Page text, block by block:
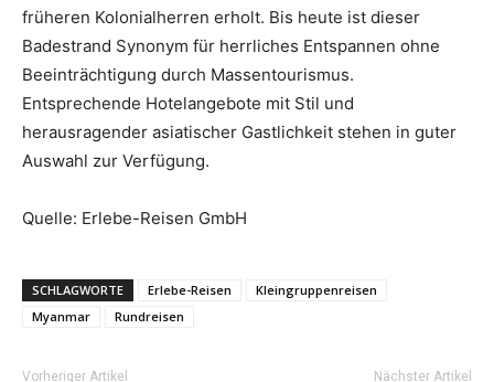
früheren Kolonialherren erholt. Bis heute ist dieser
Badestrand Synonym für herrliches Entspannen ohne
Beeinträchtigung durch Massentourismus.
Entsprechende Hotelangebote mit Stil und
herausragender asiatischer Gastlichkeit stehen in guter
Auswahl zur Verfügung.
Quelle: Erlebe-Reisen GmbH
SCHLAGWORTE Erlebe-Reisen
Kleingruppenreisen
Myanmar
Rundreisen
Vorheriger Artikel Nächster Artikel